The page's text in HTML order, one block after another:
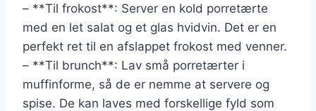
– **Til frokost**: Server en kold porretærte
med en let salat og et glas hvidvin. Det er en
perfekt ret til en afslappet frokost med venner.
– **Til brunch**: Lav små porretærter i
muffinforme, så de er nemme at servere og
spise. De kan laves med forskellige fyld som